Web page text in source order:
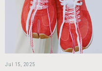
Jul 15, 2025